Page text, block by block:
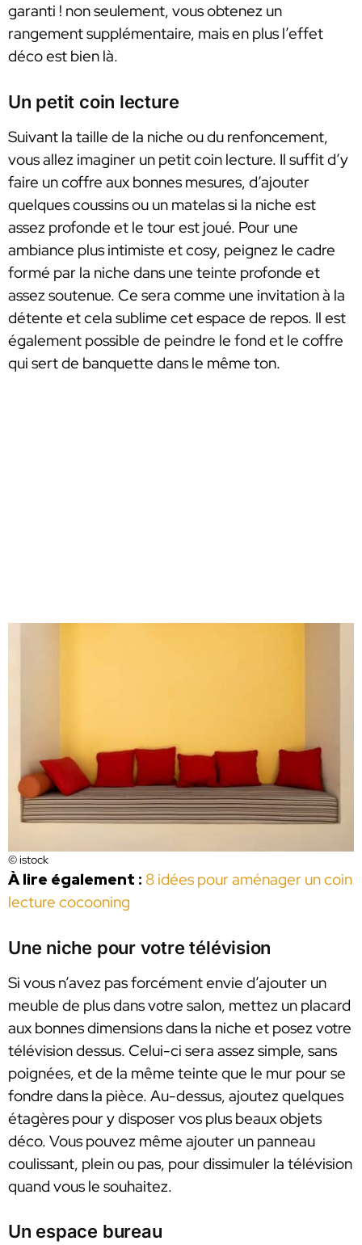
garanti ! non seulement, vous obtenez un
rangement supplémentaire, mais en plus l’effet
déco est bien là.
Un petit coin lecture
Suivant la taille de la niche ou du renfoncement,
vous allez imaginer un petit coin lecture. Il suffit d’y
faire un coffre aux bonnes mesures, d’ajouter
quelques coussins ou un matelas si la niche est
assez profonde et le tour est joué. Pour une
ambiance plus intimiste et cosy, peignez le cadre
formé par la niche dans une teinte profonde et
assez soutenue. Ce sera comme une invitation à la
détente et cela sublime cet espace de repos. Il est
également possible de peindre le fond et le coffre
qui sert de banquette dans le même ton.
© istock
À lire également : 8 idées pour aménager un coin
lecture cocooning
Une niche pour votre télévision
Si vous n’avez pas forcément envie d’ajouter un
meuble de plus dans votre salon, mettez un placard
aux bonnes dimensions dans la niche et posez votre
télévision dessus. Celui-ci sera assez simple, sans
poignées, et de la même teinte que le mur pour se
fondre dans la pièce. Au-dessus, ajoutez quelques
étagères pour y disposer vos plus beaux objets
déco. Vous pouvez même ajouter un panneau
coulissant, plein ou pas, pour dissimuler la télévision
quand vous le souhaitez.
Un espace bureau